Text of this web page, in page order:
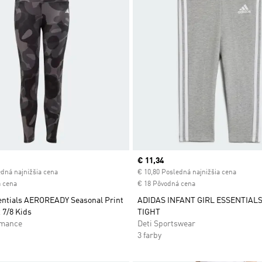
najnižšia cena
cena
AEROREADY Seasonal Print
7/8 Kids
Current price
€ 11,34
€ 10,80 Posledná najnižšia cena
€ 18 Pôvodná cena
ADIDAS INFANT GIRL
TIGHT
Deti Sportswear
3 farby